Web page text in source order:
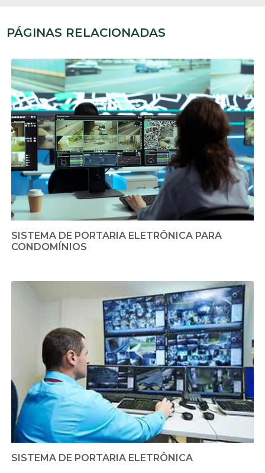
PÁGINAS RELACIONADAS
SISTEMA DE PORTARIA ELETRÔNICA PARA
CONDOMÍNIOS
SISTEMA DE PORTARIA ELETRÔNICA